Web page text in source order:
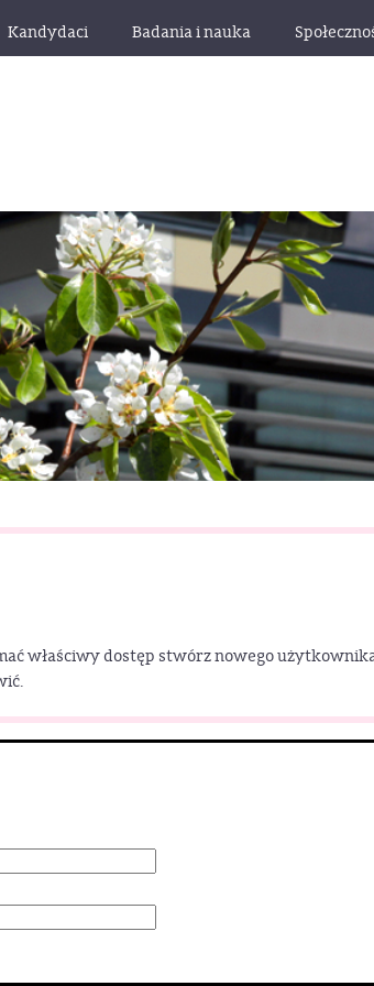
Kandydaci Badania i nauka
właściwy dostęp stwórz nowego